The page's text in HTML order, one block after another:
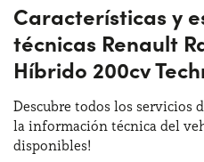
Características y
técnicas Renault
Híbrido 200cv
Descubre todos los servicios
la información técnica del
disponibles!